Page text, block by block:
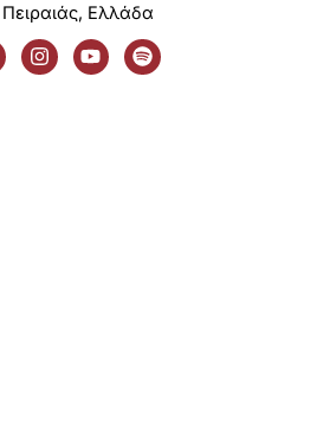
Πειραιάς, Ελλάδα
I
n
s
Y
o
u
S
p
o